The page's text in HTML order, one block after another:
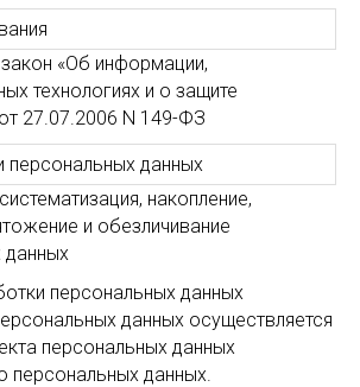
«Об информации,
технологиях и о защите
27.07.2006 N 149-ФЗ
персональных данных
накопление,
и обезличивание
данных
персональных данных
данных осуществляется
персональных данных
персональных данных.